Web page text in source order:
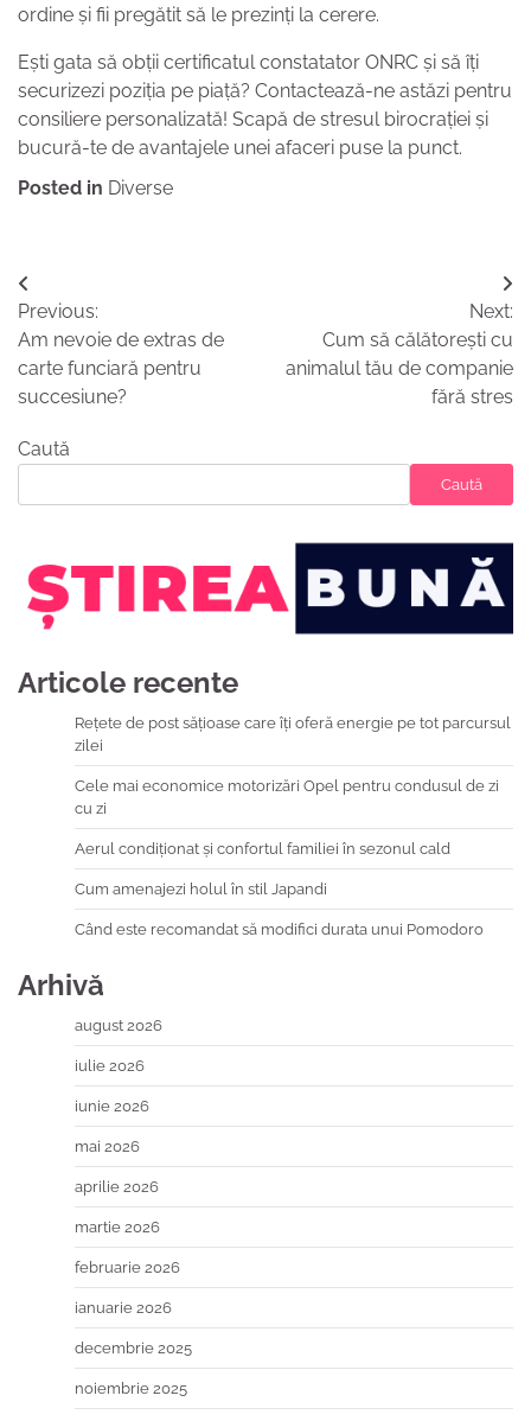
ordine și fii pregătit să le prezinți la cerere.
Ești gata să obții certificatul constatator ONRC și să îți
securizezi poziția pe piață? Contactează-ne astăzi pentru
consiliere personalizată! Scapă de stresul birocrației și
bucură-te de avantajele unei afaceri puse la punct.
Posted in Diverse
Navigare
în
articole
Previous:
Am nevoie de extras de
carte funciară pentru
succesiune?
Next:
Cum să călătorești cu
animalul tău de companie
fără stres
Caută
Caută
Articole recente
Rețete de post sățioase care îți oferă energie pe tot parcursul
zilei
Cele mai economice motorizări Opel pentru condusul de zi
cu zi
Aerul condiționat și confortul familiei în sezonul cald
Cum amenajezi holul în stil Japandi
Când este recomandat să modifici durata unui Pomodoro
Arhivă
august 2026
iulie 2026
iunie 2026
mai 2026
aprilie 2026
martie 2026
februarie 2026
ianuarie 2026
decembrie 2025
noiembrie 2025